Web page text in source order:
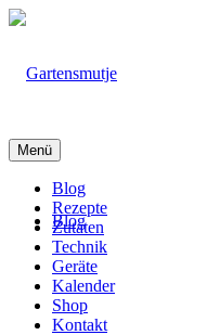
Blog
Menü
Blog
Rezepte
Zutaten
Technik
Geräte
Kalender
Shop
Kontakt